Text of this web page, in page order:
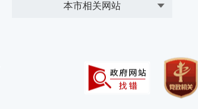
本市相关网站